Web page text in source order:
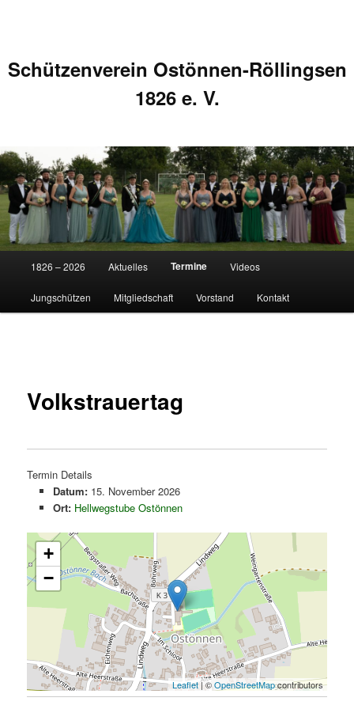
Schützenverein Ostönnen-Röllingsen
1826 e. V.
Zum
primären
Zum
sekundären
1826 – 2026 Aktuelles Termine Videos
Jungschützen Mitgliedschaft Vorstand Kontakt
Volkstrauertag
Termin Details
Datum: 15. November 2026
Ort: Hellwegstube Ostönnen
+
−
Leaflet| ©OpenStreetMapcontributors